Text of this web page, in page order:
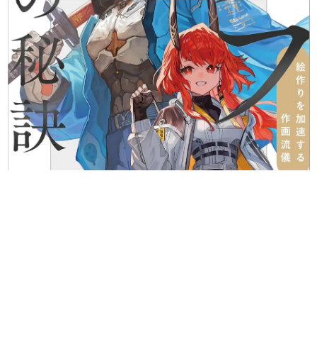
日本モバイルゲーム産業史
日本のモバイルゲーム史における主要なトピック・タイト
ルを網羅するほか、開発者へのインタビューや識者による
解説を掲載。約20年の歴史が一望できる決定版！
若ゲのいたり〜ゲームクリエイターの青春〜
『うつヌケ』『ペンと箸』等で知られるマンガ家・田中圭
一先生によるゲーム業界レポートマンガです。
なんでゲームは面白い？
ゲーム開発者・hamatsu氏がゲームの魅力を画面や操作の
具体的な形から解き明かしていく、硬派で骨太な評論連載
です。